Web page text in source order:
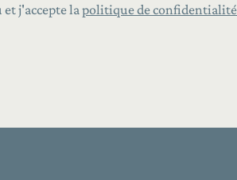
et j'accepte lapolitique de